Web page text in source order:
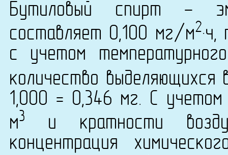
Бутиловый спирт -
составляет 0,100 мг/м2
с учетом
количество
1,000 = 0,346 мг. С
м3
и кратности
концентрация